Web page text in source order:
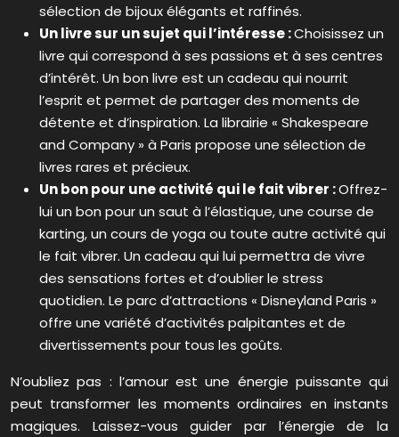
sélection de bijoux élégants et raffinés.
Un livre sur un sujet qui l’intéresse :Choisissez un
livre qui correspond à ses passions et à ses centres
d’intérêt. Un bon livre est un cadeau qui nourrit
l’esprit et permet de partager des moments de
détente et d’inspiration. La librairie « Shakespeare
and Company » à Paris propose une sélection de
livres rares et précieux.
Un bon pour une activité qui le fait vibrer :Offrez-
lui un bon pour un saut à l’élastique, une course de
karting, un cours de yoga ou toute autre activité qui
le fait vibrer. Un cadeau qui lui permettra de vivre
des sensations fortes et d’oublier le stress
quotidien. Le parc d’attractions « Disneyland Paris »
offre une variété d’activités palpitantes et de
divertissements pour tous les goûts.
N’oubliez pas : l’amour est une énergie puissante qui
peut transformer les moments ordinaires en instants
magiques. Laissez-vous guider par l’énergie de la